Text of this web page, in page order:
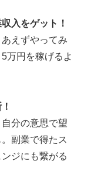
入をゲット！
えずやってみ
万円を稼げるよ
分の意思で望
副業で得たス
ジにも繋がる